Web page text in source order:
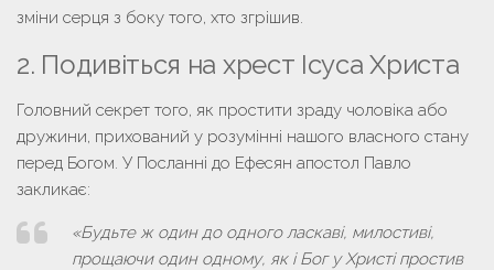
зміни серця з боку того, хто згрішив.
2. Подивіться на хрест Ісуса Христа
Головний секрет того, як простити зраду чоловіка або
дружини, прихований у розумінні нашого власного стану
перед Богом. У Посланні до Ефесян апостол Павло
закликає:
«Будьте ж один до одного ласкаві, милостиві,
прощаючи один одному, як і Бог у Христі простив